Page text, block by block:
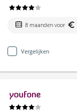
8 maanden voor
Vergelijken